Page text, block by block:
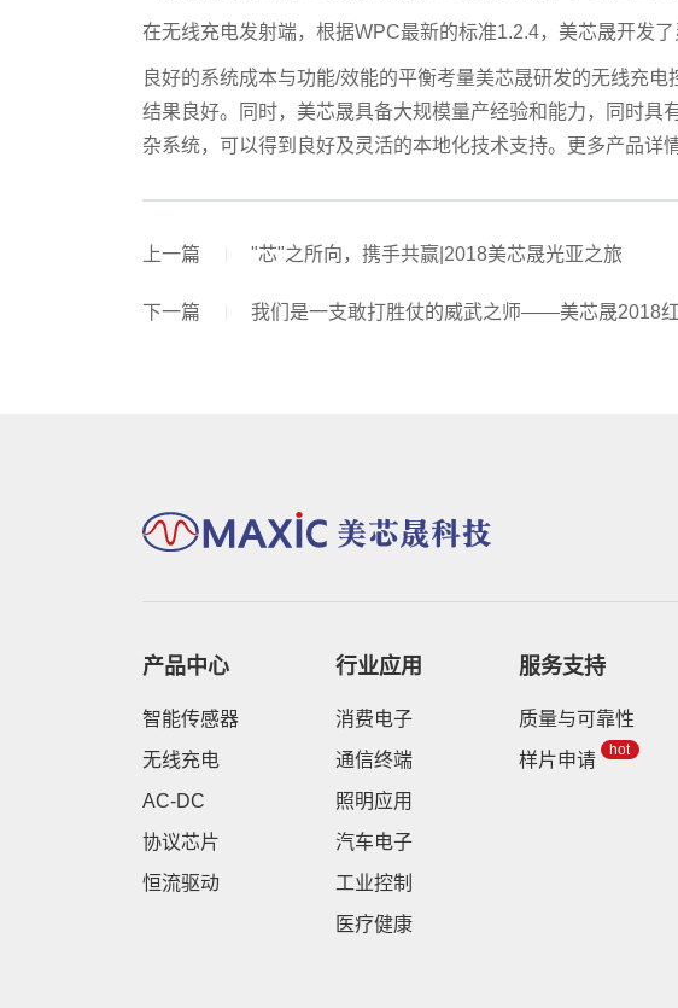
在无线充电发射端，根据WPC最新的标准1.2.4，美芯晟开
良好的系统成本与功能/效能的平衡考量美芯晟研发的无线充
结果良好。同时，美芯晟具备大规模量产经验和能力，同时具
杂系统，可以得到良好及灵活的本地化技术支持。更多产品详
上一篇 "芯"之所向，携手共赢|2018美芯晟光亚之旅
下一篇 我们是一支敢打胜仗的威武之师——美芯晟2018
产品中心
智能传感器
无线充电
AC-DC
协议芯片
恒流驱动
行业应用
消费电子
通信终端
照明应用
汽车电子
工业控制
医疗健康
服务支持
质量与可靠性
样片申请
hot